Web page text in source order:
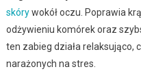
skórywokół oczu. Poprawia
odżywieniu komórek oraz
ten zabieg działa relaksująco,
narażonych na stres.